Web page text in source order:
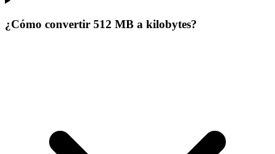
¿Cómo convertir 512 MB a kilobytes?